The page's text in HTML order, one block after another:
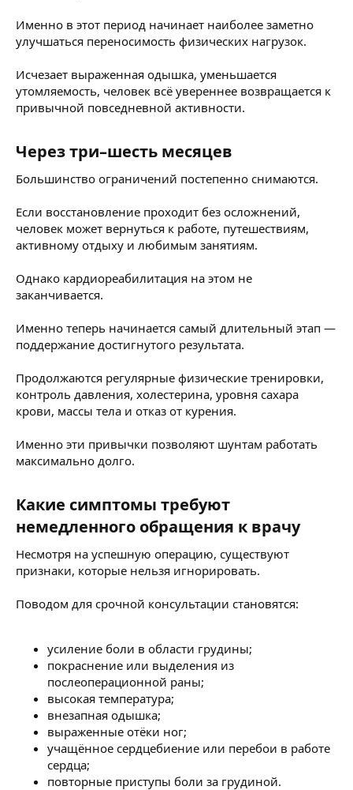
Именно в этот период начинает наиболее заметно
улучшаться переносимость физических нагрузок.
Исчезает выраженная одышка, уменьшается
утомляемость, человек всё увереннее возвращается к
привычной повседневной активности.
Через три–шесть месяцев​
Большинство ограничений постепенно снимаются.
Если восстановление проходит без осложнений,
человек может вернуться к работе, путешествиям,
активному отдыху и любимым занятиям.
Однако кардиореабилитация на этом не
заканчивается.
Именно теперь начинается самый длительный этап —
поддержание достигнутого результата.
Продолжаются регулярные физические тренировки,
контроль давления, холестерина, уровня сахара
крови, массы тела и отказ от курения.
Именно эти привычки позволяют шунтам работать
максимально долго.
Какие симптомы требуют
немедленного обращения к врачу​
Несмотря на успешную операцию, существуют
признаки, которые нельзя игнорировать.
Поводом для срочной консультации становятся:
усиление боли в области грудины;
покраснение или выделения из
послеоперационной раны;
высокая температура;
внезапная одышка;
выраженные отёки ног;
учащённое сердцебиение или перебои в работе
сердца;
повторные приступы боли за грудиной.